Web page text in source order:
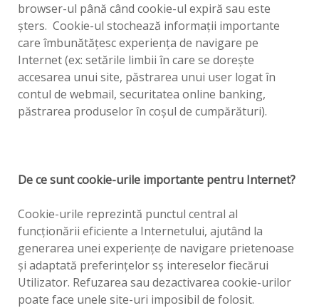
browser-ul până când cookie-ul expiră sau este
şters. Cookie-ul stochează informaţii importante
care îmbunătăţesc experienţa de navigare pe
Internet (ex: setările limbii în care se doreşte
accesarea unui site, păstrarea unui user logat în
contul de webmail, securitatea online banking,
păstrarea produselor în coşul de cumpărături).
De ce sunt cookie-urile importante pentru Internet?
Cookie-urile reprezintă punctul central al
funcţionării eficiente a Internetului, ajutând la
generarea unei experienţe de navigare prietenoase
şi adaptată preferinţelor sş intereselor fiecărui
Utilizator. Refuzarea sau dezactivarea cookie-urilor
poate face unele site-uri imposibil de folosit.